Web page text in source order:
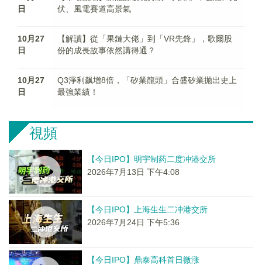
日
伏、風電賽道高景氣
10月27
日
【解讀】從「果鏈大佬」到「VR先鋒」，歌爾股
份的成長故事依然講得通？
10月27
日
Q3淨利飙增8倍，「矽業龍頭」合盛矽業抛出史上
最強業績！
視頻
【今日IPO】明宇制药二度冲港交所
2026年7月13日 下午4:08
【今日IPO】上海生生二冲港交所
2026年7月24日 下午5:36
【今日IPO】鼎泰高科首日微涨